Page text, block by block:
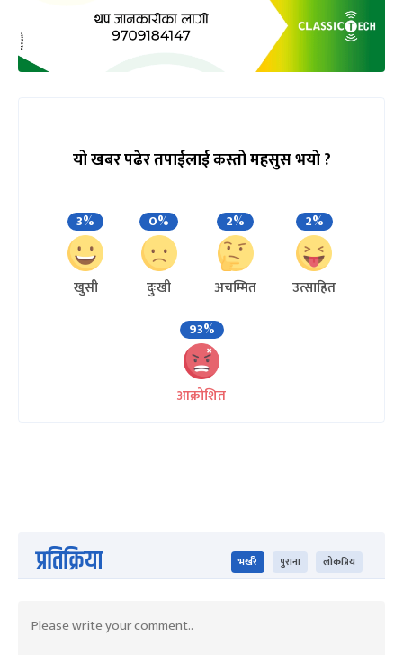
यो खबर पढेर तपाईलाई कस्तो महसुस भयो ?
3%
खुसी
0%
दुःखी
2%
अचम्मित
2%
उत्साहित
93%
आक्रोशित
प्रतिक्रिया भर्खरै पुराना लोकप्रिय